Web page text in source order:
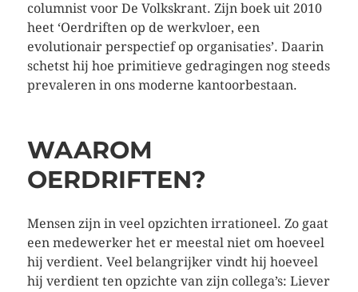
columnist voor De Volkskrant. Zijn boek uit 2010
heet ‘Oerdriften op de werkvloer, een
evolutionair perspectief op organisaties’. Daarin
schetst hij hoe primitieve gedragingen nog steeds
prevaleren in ons moderne kantoorbestaan.
WAAROM
OERDRIFTEN?
Mensen zijn in veel opzichten irrationeel. Zo gaat
een medewerker het er meestal niet om hoeveel
hij verdient. Veel belangrijker vindt hij hoeveel
hij verdient ten opzichte van zijn collega’s: Liever